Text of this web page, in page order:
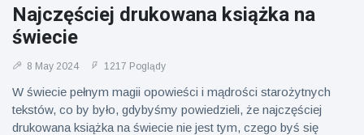
Najczęściej drukowana książka na
świecie
8 May 2024 1217 Poglądy
W świecie pełnym magii opowieści i mądrości starożytnych
tekstów, co by było, gdybyśmy powiedzieli, że najczęściej
drukowana książka na świecie nie jest tym, czego byś się